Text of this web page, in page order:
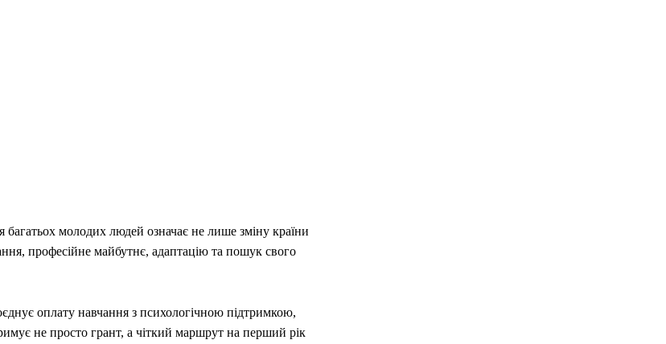
багатьох молодих людей означає не лише зміну країни
професійне майбутнє, адаптацію та пошук свого
оплату навчання з психологічною підтримкою,
не просто грант, а чіткий маршрут на перший рік